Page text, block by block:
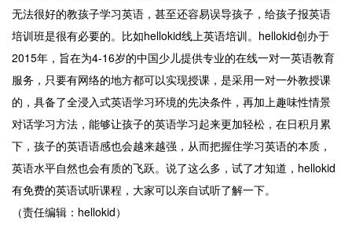
无法很好的教孩子学习英语，甚至还容易误导孩子，给孩子报英语
培训班是很有必要的。比如hellokid线上英语培训。hellokid创办于
2015年，旨在为4-16岁的中国少儿提供专业的在线一对一英语教育
服务，只要有网络的地方都可以实现授课，是采用一对一外教授课
的，具备了全浸入式英语学习环境的先决条件，再加上趣味性情景
对话学习方法，能够让孩子的英语学习起来更加轻松，在日积月累
下，孩子的英语语感也会越来越强，从而把握住学习英语的本质，
英语水平自然也会有质的飞跃。说了这么多，试了才知道，hellokid
有免费的英语试听课程，大家可以亲自试听了解一下。
（责任编辑：hellokid）